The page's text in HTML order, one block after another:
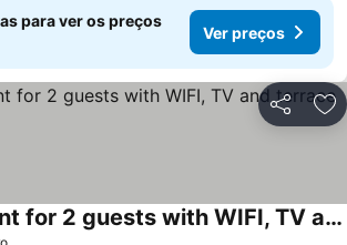
para ver os preços
Ver preços
Partilhar
Nice apartment for 2 guests with WIFI, TV and terrace